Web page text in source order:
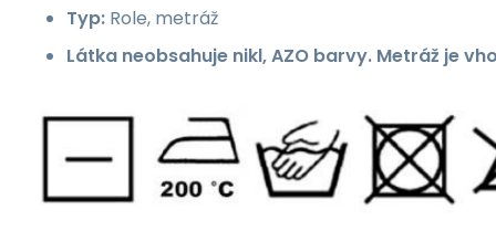
Typ: Role, metráž
Látka neobsahuje nikl, AZO barvy. Metráž je